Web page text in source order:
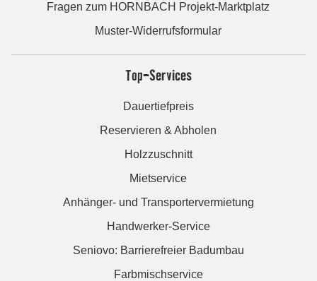
Fragen zum HORNBACH Projekt-Marktplatz
Muster-Widerrufsformular
Top-Services
Dauertiefpreis
Reservieren & Abholen
Holzzuschnitt
Mietservice
Anhänger- und Transportervermietung
Handwerker-Service
Seniovo: Barrierefreier Badumbau
Farbmischservice